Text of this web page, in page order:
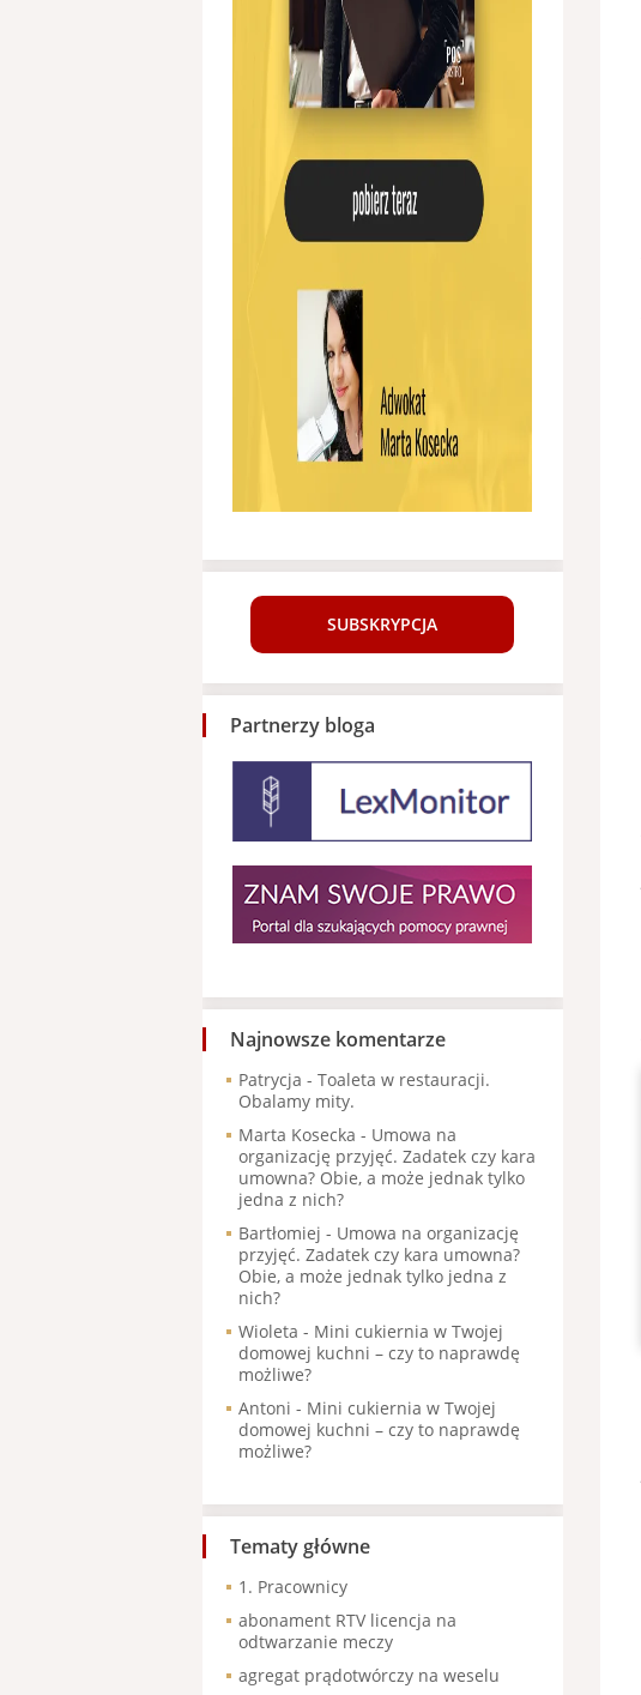
SUBSKRYPCJA
Partnerzy bloga
Najnowsze komentarze
Patrycja - Toaleta w restauracji.
Obalamy mity.
Marta Kosecka - Umowa na
organizację przyjęć. Zadatek czy kara
umowna? Obie, a może jednak tylko
jedna z nich?
Bartłomiej - Umowa na organizację
przyjęć. Zadatek czy kara umowna?
Obie, a może jednak tylko jedna z
nich?
Wioleta - Mini cukiernia w Twojej
domowej kuchni – czy to naprawdę
możliwe?
Antoni - Mini cukiernia w Twojej
domowej kuchni – czy to naprawdę
możliwe?
Tematy główne
1. Pracownicy
abonament RTV licencja na
odtwarzanie meczy
agregat prądotwórczy na weselu